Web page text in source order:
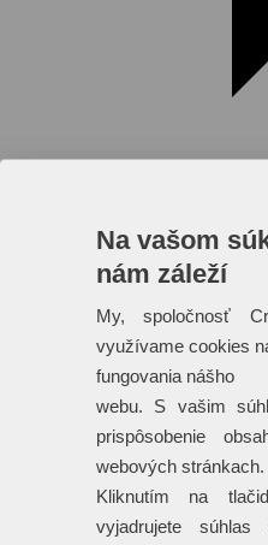
Reklamné
potlačou
Dáždniky
Tašky
Hračky
Klobúky
Na vašom
nám záleží
My, spoločnosť
využívame cookies
fungovania nášho
webu. S vašim
prispôsobenie
webových stránkach.
Kliknutím na
vyjadrujete súhlas